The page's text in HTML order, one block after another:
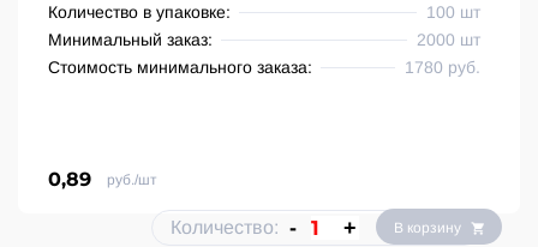
Количество в упаковке:
100 шт
Минимальный заказ:
2000 шт
Стоимость минимального заказа:
1780 руб.
0,89 руб./шт
Количество: - + В корзину